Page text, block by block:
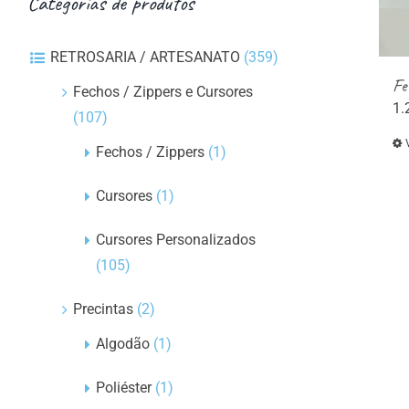
RETROSARIA / ARTESANATO (359)
Fechos / Zippers e Cursores
(107)
Fechos / Zippers (1)
Cursores (1)
Cursores Personalizados
(105)
Precintas (2)
Algodão (1)
Poliéster (1)